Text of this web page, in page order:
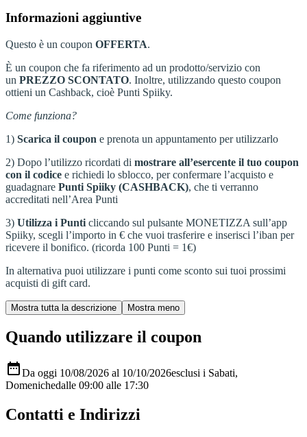
Informazioni aggiuntive
Questo è un coupon OFFERTA.
È un coupon che fa riferimento ad un prodotto/servizio con
un PREZZO SCONTATO. Inoltre, utilizzando questo coupon
ottieni un Cashback, cioè Punti Spiiky.
Come funziona?
1) Scarica il coupon e prenota un appuntamento per utilizzarlo
2) Dopo l’utilizzo ricordati di mostrare all’esercente il tuo coupon
con il codice e richiedi lo sblocco, per confermare l’acquisto e
guadagnare Punti Spiiky (CASHBACK), che ti verranno
accreditati nell’Area Punti
3) Utilizza i Punti cliccando sul pulsante MONETIZZA sull’app
Spiiky, scegli l’importo in € che vuoi trasferire e inserisci l’iban per
ricevere il bonifico. (ricorda 100 Punti = 1€)
In alternativa puoi utilizzare i punti come sconto sui tuoi prossimi
acquisti di gift card.
Quando utilizzare il coupon
Da oggi 10/08/2026 al 10/10/2026esclusi i Sabati,
Domenichedalle 09:00 alle 17:30
Contatti e Indirizzi